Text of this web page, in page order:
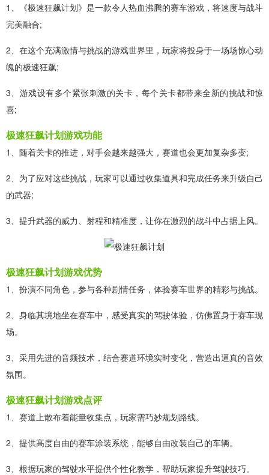
1、《极速狂飙计划》是一款令人热血沸腾的赛车游戏，将速度与战斗
完美融合;
2、在这个充满激情与挑战的游戏世界里，玩家将投身于一场场惊心动
魄的极速狂飙;
3、游戏设有多个紧张刺激的关卡，每个关卡都带来全新的挑战和惊
喜;
极速狂飙计划游戏功能
1、随着关卡的推进，对手会越来越强大，赛道也会更加复杂多变;
2、为了应对这些挑战，玩家可以通过收集道具和完成任务来升级自己
的武器;
3、提升武器的威力、射程和精准度，让你在激烈的战斗中占据上风。
极速狂飙计划游戏优势
1、扮演不同角色，参与各种剧情任务，体验赛车世界的精彩与挑战。
2、身临其境地坐在赛车中，感受真实的驾驶体验，仿佛置身于赛车现
场。
3、采用先进的音频技术，结合赛道环境实时变化，营造出逼真的音效
氛围。
极速狂飙计划游戏点评
1、赛道上散布着能量收集点，玩家需巧妙规划路线。
2、提供高度自由的赛车涂装系统，能够自由改装自己的车辆。
3、根据玩家的驾驶水平提供个性化教学，帮助玩家提升驾驶技巧。